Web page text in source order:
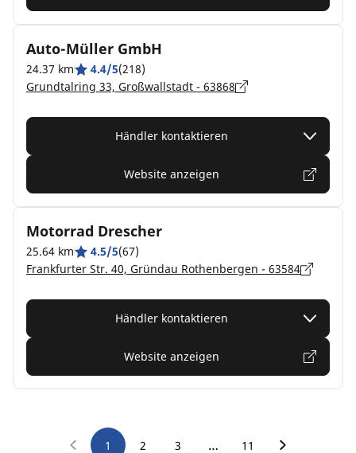
Auto-Müller GmbH
24.37 km 4.4/5(218)
Grundtalring 33, Großwallstadt - 63868
Händler kontaktieren
Website anzeigen
Motorrad Drescher
25.64 km 4.5/5(67)
Frankfurter Str. 40, Gründau Rothenbergen - 63584
Händler kontaktieren
Website anzeigen
1 2 3 … 11